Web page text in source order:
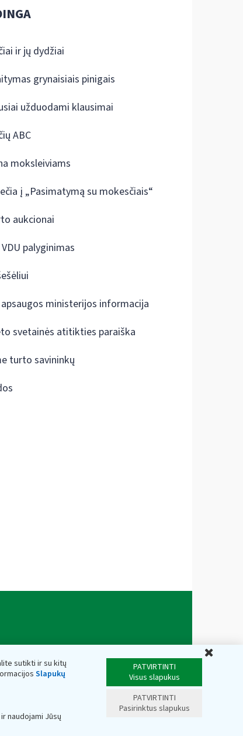
sutikti ir su kitų
Slapukų
naudojami Jūsų
PATVIRTINTI
Visus slapukus
PATVIRTINTI
Pasirinktus slapukus
ir jų dydžiai
grynaisiais pinigais
užduodami klausimai
ABC
moksleiviams
į „Pasimatymą su mokesčiais“
aukcionai
palyginimas
ministerijos informacija
svetainės atitikties paraiška
turto savininkų